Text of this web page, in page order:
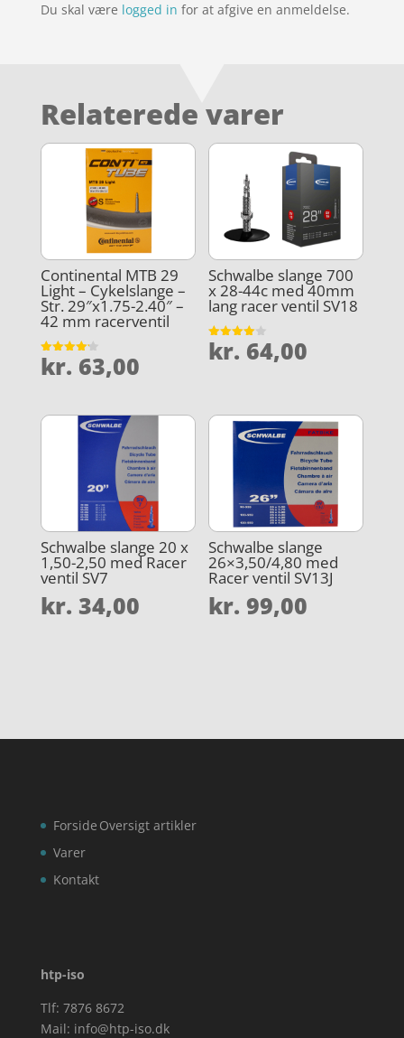
Du skal være logged in for at afgive en anmeldelse.
Relaterede varer
Continental MTB 29
Light – Cykelslange –
Str. 29″x1.75-2.40″ –
42 mm racerventil
Vurderet
4.2
kr. 63,00
Schwalbe slange 700
x 28-44c med 40mm
lang racer ventil SV18
Vurderet
4
kr. 64,00
Schwalbe slange 20 x
1,50-2,50 med Racer
ventil SV7
kr. 34,00
Schwalbe slange
26×3,50/4,80 med
Racer ventil SV13J
kr. 99,00
Forside
Varer
Kontakt
Oversigt artikler
htp-iso
Tlf: 7876 8672
Mail: info@htp-iso.dk